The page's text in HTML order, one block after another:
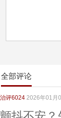
全部评论
治评6024 2026年01月